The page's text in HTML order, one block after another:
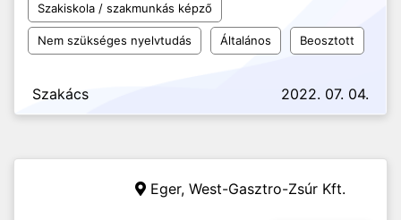
Szakiskola / szakmunkás képző
Nem szükséges nyelvtudás Általános Beosztott
Szakács 2022. 07. 04.
Eger, West-Gasztro-Zsúr Kft.